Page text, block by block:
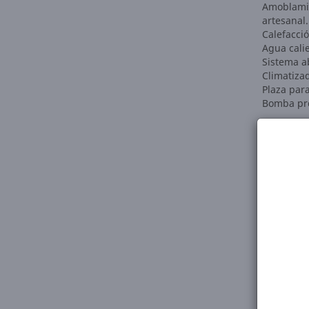
artesanal.
Agua
Sistema
Plaza
Bomba
Mariano
ID del